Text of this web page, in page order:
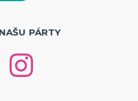
PÁRTY